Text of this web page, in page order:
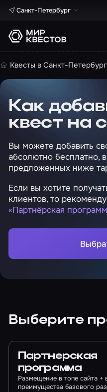
Санкт-Петербург
Квесты в Санкт-
Как
квест на
Вы можете добавить
абсолютно бесплатно,
предложенных ниже
Если вы хотите
клиентов, то
«Партнёрская
Выберите
Партнерская
программа
Размещение в топе сайта +
преимущества базового